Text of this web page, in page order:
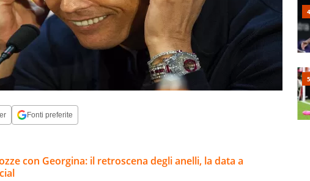
Fonti preferite
con Georgina: il retroscena degli anelli, la data a